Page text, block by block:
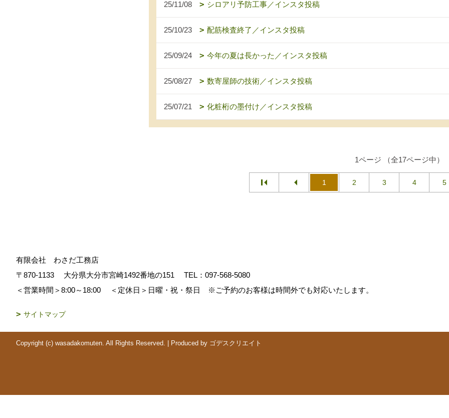
25/11/08 シロアリ予防工事／インスタ投稿
25/10/23 配筋検査終了／インスタ投稿
25/09/24 今年の夏は長かった／インスタ投稿
25/08/27 数寄屋師の技術／インスタ投稿
25/07/21 化粧桁の墨付け／インスタ投稿
1ページ （全17ページ中）
1 2 3 4 5
有限会社 わさだ工務店
〒870-1133
大分県大分市宮崎1492番地の151 TEL： 097-568-5080
＜営業時間＞8:00～18:00
＜定休日＞日曜・祝・祭日 ※ご予約のお客様は時間外でも対応いたします。
サイトマップ
Copyright (c) wasadakomuten. All Rights Reserved. Produced by ゴデスクリエイト